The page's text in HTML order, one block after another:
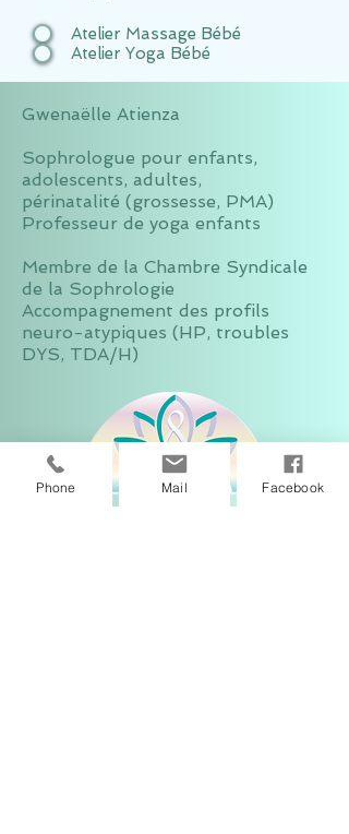
Atelier Massage Bébé
Atelier Yoga Bébé
Gwenaëlle Atienza
Sophrologue pour enfants,
adolescents, adultes,
périnatalité (grossesse, PMA)
Professeur de yoga enfants
Membre de la Chambre Syndicale
de la Sophrologie
Accompagnement des profils
neuro-atypiques (HP, troubles
DYS, TDA/H)
Phone Mail Facebook